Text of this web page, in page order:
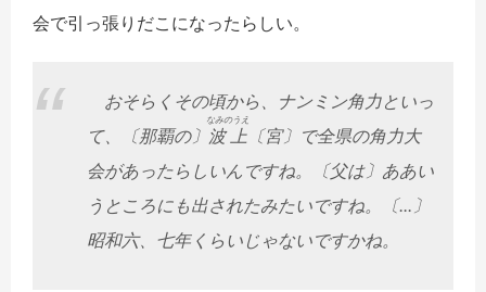
会で引っ張りだこになったらしい。
おそらくその頃から、ナンミン角力といっ
て、〔那覇の〕 波上
なみのうえ
〔宮〕で全県の角力大
会があったらしいんですね。〔父は〕ああい
うところにも出されたみたいですね。〔...〕
昭和六、七年くらいじゃないですかね。